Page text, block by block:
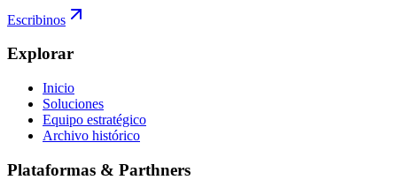
Escribinos
Explorar
Inicio
Soluciones
Equipo estratégico
Archivo histórico
Plataformas & Parthners